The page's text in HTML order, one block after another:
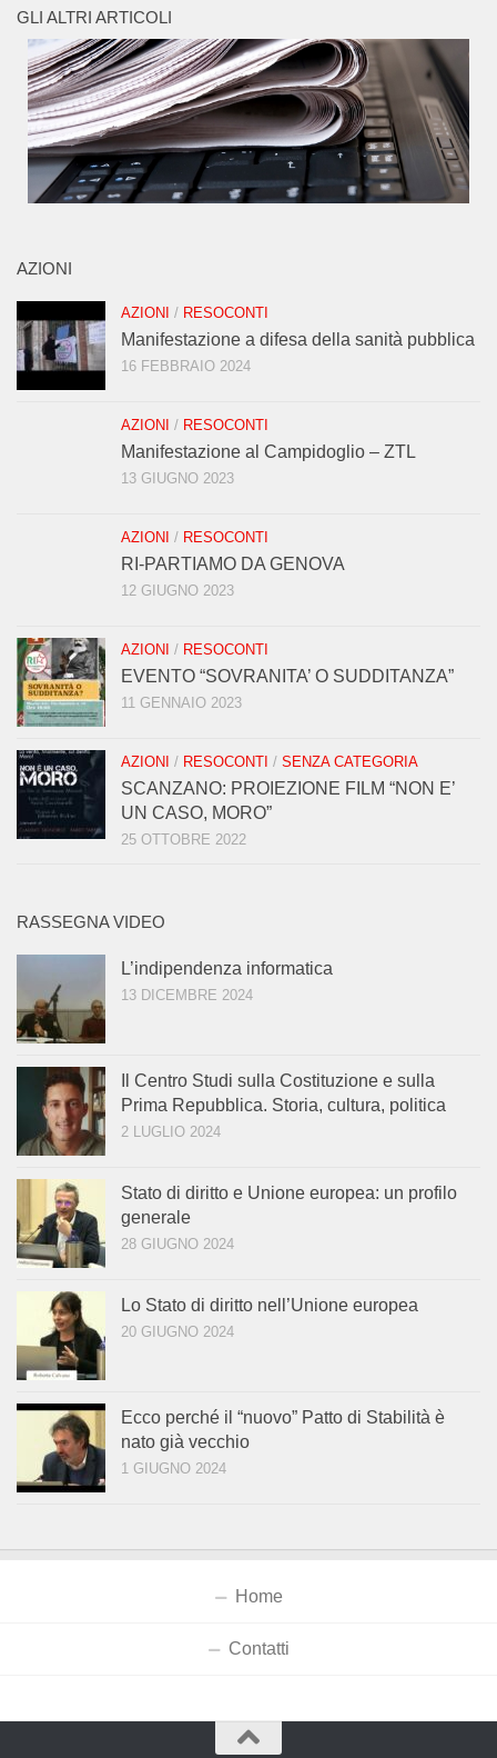
GLI ALTRI ARTICOLI
AZIONI
AZIONI / RESOCONTI
Manifestazione a difesa della sanità pubblica
16 FEBBRAIO 2024
AZIONI / RESOCONTI
Manifestazione al Campidoglio – ZTL
13 GIUGNO 2023
AZIONI / RESOCONTI
RI-PARTIAMO DA GENOVA
12 GIUGNO 2023
AZIONI / RESOCONTI
EVENTO “SOVRANITA’ O SUDDITANZA”
11 GENNAIO 2023
AZIONI / RESOCONTI / SENZA CATEGORIA
SCANZANO: PROIEZIONE FILM “NON E’
UN CASO, MORO”
25 OTTOBRE 2022
RASSEGNA VIDEO
L’indipendenza informatica
13 DICEMBRE 2024
Il Centro Studi sulla Costituzione e sulla
Prima Repubblica. Storia, cultura, politica
2 LUGLIO 2024
Stato di diritto e Unione europea: un profilo
generale
28 GIUGNO 2024
Lo Stato di diritto nell’Unione europea
20 GIUGNO 2024
Ecco perché il “nuovo” Patto di Stabilità è
nato già vecchio
1 GIUGNO 2024
Home
Contatti